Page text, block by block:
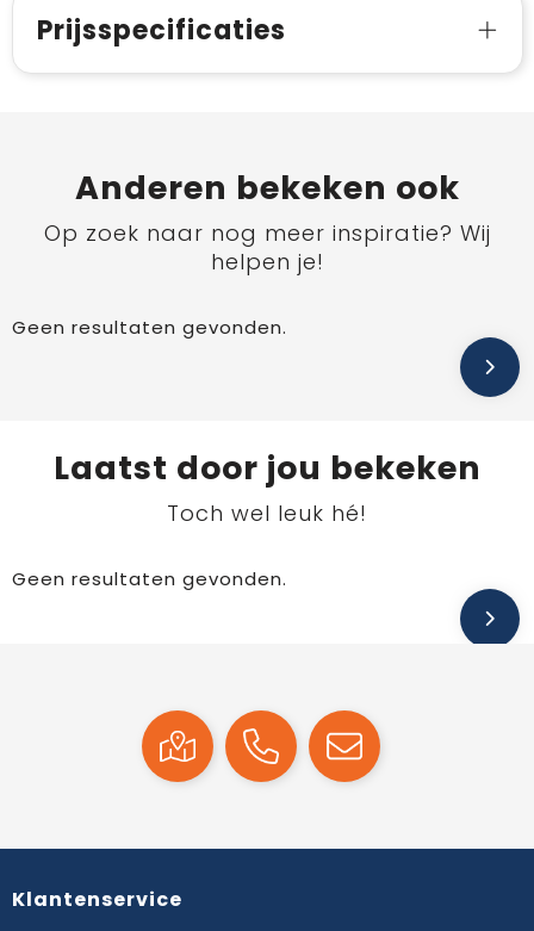
Prijsspecificaties
Anderen bekeken ook
Op zoek naar nog meer inspiratie? Wij
helpen je!
Geen resultaten gevonden.
Laatst door jou bekeken
Toch wel leuk hé!
Geen resultaten gevonden.
Klantenservice